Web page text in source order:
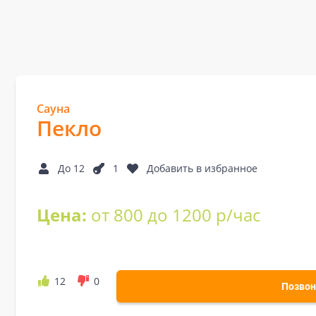
Сауна
Пекло
До 12 1 Добавить в избранное
Цена: от 800 до 1200 р/час
12 0